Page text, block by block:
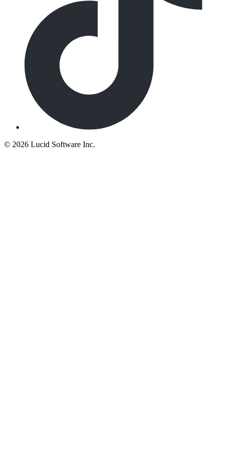
© 2026 Lucid Software Inc.